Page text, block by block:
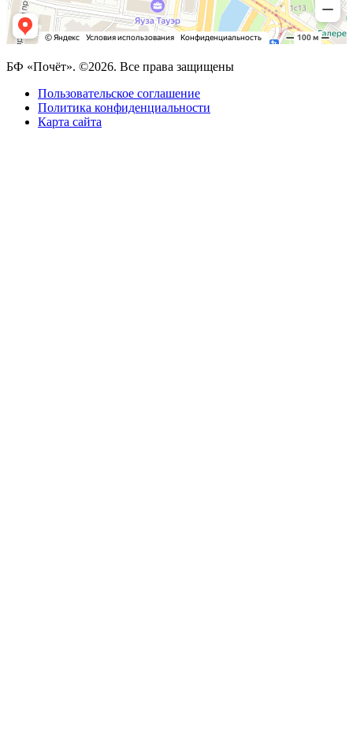
БФ «Почёт». ©2026. Все права защищены
Пользовательское соглашение
Политика конфиденциальности
Карта сайта